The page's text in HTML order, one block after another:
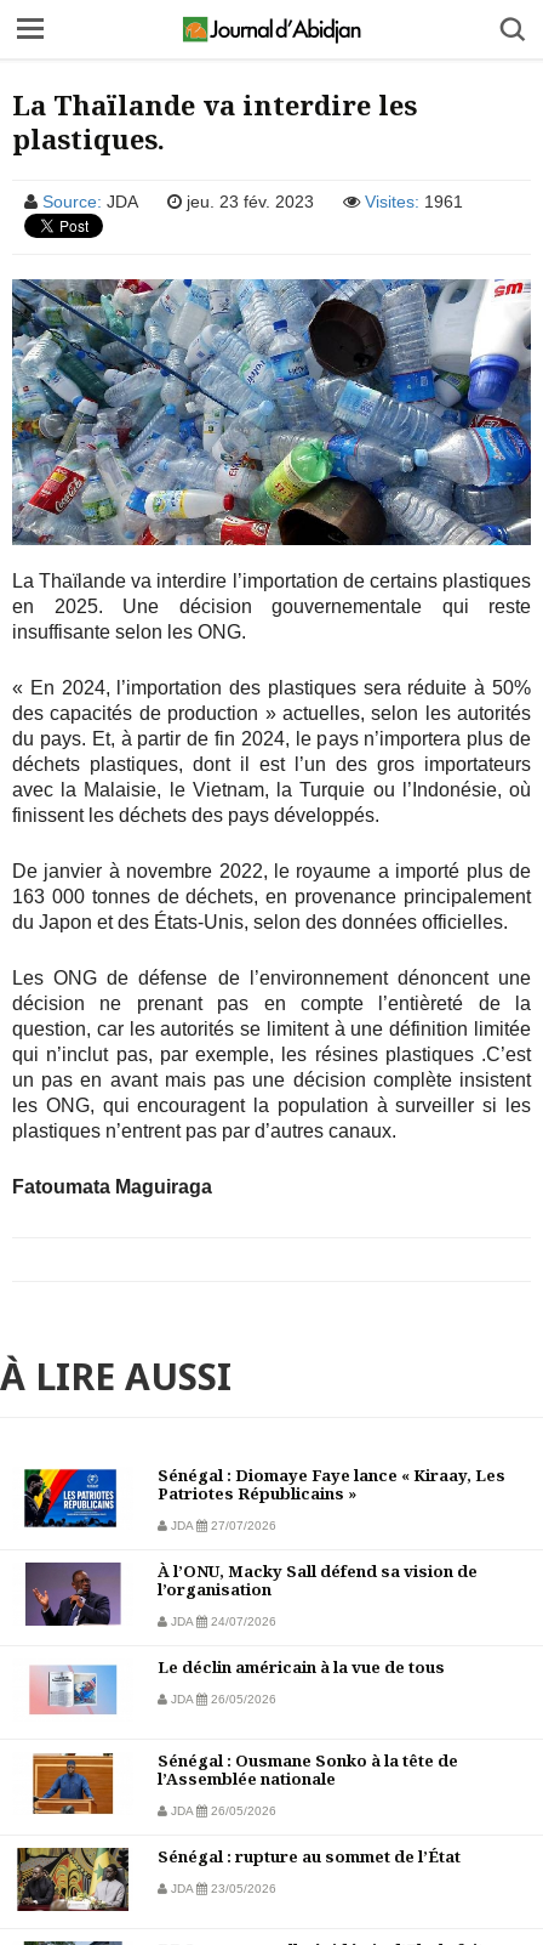
La Thaïlande va interdire les
plastiques.
Source: JDA jeu. 23 fév. 2023 Visites: 1961
La Thaïlande va interdire l’importation de certains plastiques
en 2025. Une décision gouvernementale qui reste
insuffisante selon les ONG.
« En 2024, l’importation des plastiques sera réduite à 50%
des capacités de production » actuelles, selon les autorités
du pays. Et, à partir de fin 2024, le pays n’importera plus de
déchets plastiques, dont il est l’un des gros importateurs
avec la Malaisie, le Vietnam, la Turquie ou l’Indonésie, où
finissent les déchets des pays développés.
De janvier à novembre 2022, le royaume a importé plus de
163 000 tonnes de déchets, en provenance principalement
du Japon et des États-Unis, selon des données officielles.
Les ONG de défense de l’environnement dénoncent une
décision ne prenant pas en compte l’entièreté de la
question, car les autorités se limitent à une définition limitée
qui n’inclut pas, par exemple, les résines plastiques .C’est
un pas en avant mais pas une décision complète insistent
les ONG, qui encouragent la population à surveiller si les
plastiques n’entrent pas par d’autres canaux.
Fatoumata Maguiraga
À LIRE AUSSI
Sénégal : Diomaye Faye lance « Kiraay, Les
Patriotes Républicains »
JDA 27/07/2026
À l’ONU, Macky Sall défend sa vision de
l’organisation
JDA 24/07/2026
Le déclin américain à la vue de tous
JDA 26/05/2026
Sénégal : Ousmane Sonko à la tête de
l’Assemblée nationale
JDA 26/05/2026
Sénégal : rupture au sommet de l’État
JDA 23/05/2026